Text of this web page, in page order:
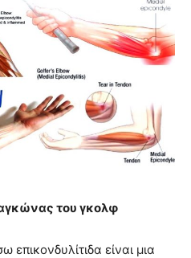
του γκολφ
είναι μια